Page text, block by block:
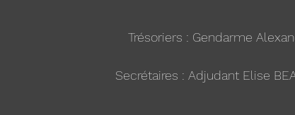
Trésoriers : Gendarme
Secrétaires : Adjudant Elise